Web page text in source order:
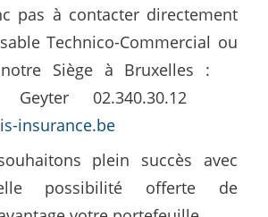
pas à contacter directement
Technico-Commercial ou
notre Siège à Bruxelles :
Geyter 02.340.30.12
insurance.be
plein succès avec
possibilité offerte de